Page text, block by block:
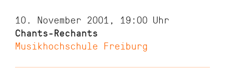
10. November 2001, 19:00 Uhr
Chants-Rechants
Musikhochschule Freiburg